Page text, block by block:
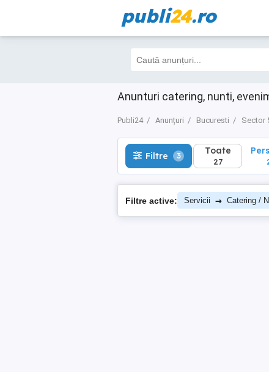
publi24.ro
Anunturi catering, nunti,
Publi24 Anunțuri Bucuresti Sector
Filtre 3 Toate
27
Filtre 3 Toate
27
Filtre active: Servicii → Catering /